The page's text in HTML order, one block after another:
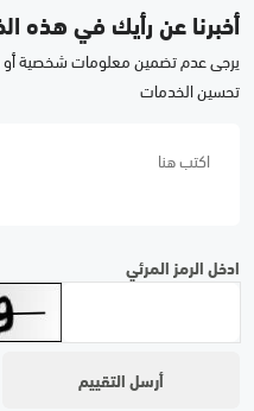
أخبرنا عن رأيك في هذه
يرجى عدم تضمين معلومات شخصية أو
تحسين الخدمات
ادخل الرمز المرئي